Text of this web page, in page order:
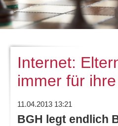
Internet:
immer für
11.04.2013 13:21
BGH legt endlich